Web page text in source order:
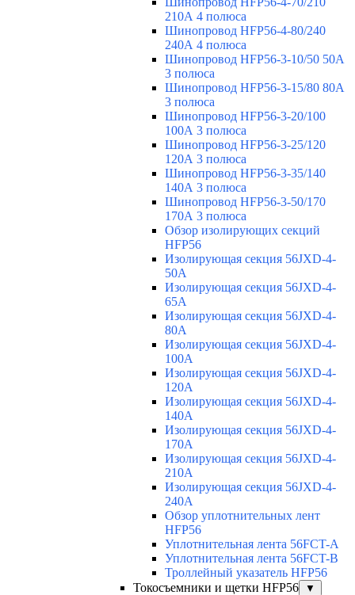
210А 4 полюса
Шинопровод HFP56-4-80/240
240А 4 полюса
Шинопровод HFP56-3-10/50 50А
3 полюса
Шинопровод HFP56-3-15/80 80А
3 полюса
Шинопровод HFP56-3-20/100
100А 3 полюса
Шинопровод HFP56-3-25/120
120А 3 полюса
Шинопровод HFP56-3-35/140
140А 3 полюса
Шинопровод HFP56-3-50/170
170А 3 полюса
Обзор изолирующих секций
HFP56
Изолирующая секция 56JXD-4-
50A
Изолирующая секция 56JXD-4-
65A
Изолирующая секция 56JXD-4-
80A
Изолирующая секция 56JXD-4-
100A
Изолирующая секция 56JXD-4-
120A
Изолирующая секция 56JXD-4-
140A
Изолирующая секция 56JXD-4-
170A
Изолирующая секция 56JXD-4-
210A
Изолирующая секция 56JXD-4-
240A
Обзор уплотнительных лент
HFP56
Уплотнительная лента 56FCT-A
Уплотнительная лента 56FCT-B
Троллейный указатель HFP56
Токосъемники и щетки HFP56
▼